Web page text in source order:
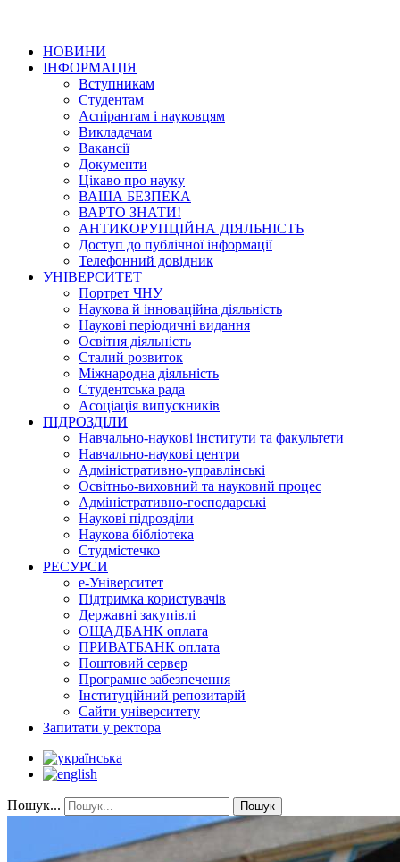
НОВИНИ
ІНФОРМАЦІЯ
Вступникам
Студентам
Аспірантам і науковцям
Викладачам
Вакансії
Документи
Цікаво про науку
ВАША БЕЗПЕКА
ВАРТО ЗНАТИ!
АНТИКОРУПЦІЙНА ДІЯЛЬНІСТЬ
Доступ до публічної інформації
Телефонний довідник
УНІВЕРСИТЕТ
Портрет ЧНУ
Наукова й інноваційна діяльність
Наукові періодичні видання
Освітня діяльність
Сталий розвиток
Міжнародна діяльність
Студентська рада
Асоціація випускників
ПІДРОЗДІЛИ
Навчально-наукові інститути та факультети
Навчально-наукові центри
Адміністративно-управлінські
Освітньо-виховний та науковий процес
Адміністративно-господарські
Наукові підрозділи
Наукова бібліотека
Студмістечко
РЕСУРСИ
е-Університет
Підтримка користувачів
Державні закупівлі
ОЩАДБАНК оплата
ПРИВАТБАНК оплата
Поштовий сервер
Програмне забезпечення
Інституційний репозитарій
Сайти університету
Запитати у ректора
Пошук... Пошук